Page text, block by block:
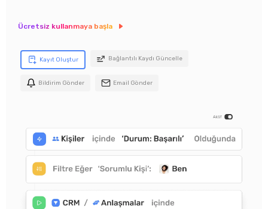
Kayıt Oluştur Bağlantılı Kaydı Güncelle
Bildirim Gönder Email Gönder
Ücretsiz kullanmaya başla